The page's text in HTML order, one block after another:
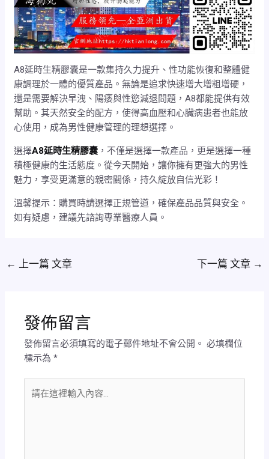
A8延時生精膠囊是一款集持久力提升、性功能恢復和整體健
康調理於一體的優質產品。無論是追求快速增大增粗增硬，
還是需要解決早洩、陽痿與性慾減退問題，A8都能提供有效
幫助。其天然安全的配方，使得高血壓和心臟病患者也能放
心使用，成為男性健康管理的理想選擇。
選擇A8延時生精膠囊 ，不僅是選擇一款產品，更是選擇一種
積極健康的生活態度。從今天開始，讓你擁有更強大的男性
魅力，享受更滿意的親密關係，持久綻放自信光彩！
溫馨提示：購買時請選擇正規管道，確保產品品質與安全。
如有疑慮，建議先諮詢專業醫療人員。
← 上一篇 文章 下一篇 文章 →
發佈留言
發佈留言必須填寫的電子郵件地址不會公開。 必填欄位
標示為*
在